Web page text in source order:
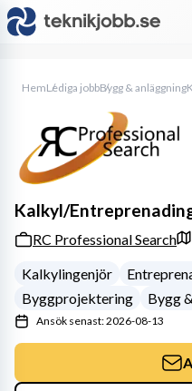
HemLediga jobbBygg & anläggning
Kalkyl/
RC Professional Search
Kalkylingenjör
Byggprojektering
Bygg
Ansök senast: 2026-08-13